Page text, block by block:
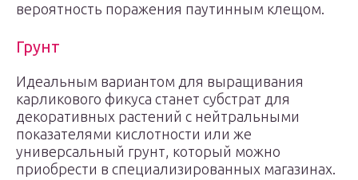
вероятность поражения паутинным клещом.
Грунт
Идеальным вариантом для выращивания
карликового фикуса станет субстрат для
декоративных растений с нейтральными
показателями кислотности или же
универсальный грунт, который можно
приобрести в специализированных магазинах.